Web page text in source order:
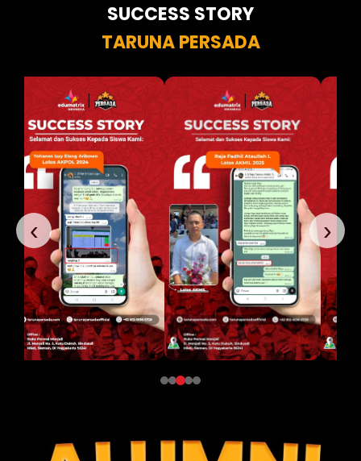
SUCCESS STORY
TARUNA PERSADA
‹ ›